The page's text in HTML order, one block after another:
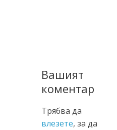
Вашият
коментар
Трябва да
влезете, за да